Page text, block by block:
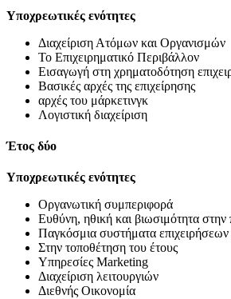
Υποχρεωτικές ενότητες
Διαχείριση Ατόμων και Οργανισμών
Το Επιχειρηματικό Περιβάλλον
Εισαγωγή στη χρηματοδότηση
Βασικές αρχές της επιχείρησης
αρχές του μάρκετινγκ
Λογιστική διαχείριση
Έτος δύο
Υποχρεωτικές ενότητες
Οργανωτική συμπεριφορά
Ευθύνη, ηθική και βιωσιμότητα στην
Παγκόσμια συστήματα επιχειρήσεων
Στην τοποθέτηση του έτους
Υπηρεσίες Marketing
Διαχείριση λειτουργιών
Διεθνής Οικονομία